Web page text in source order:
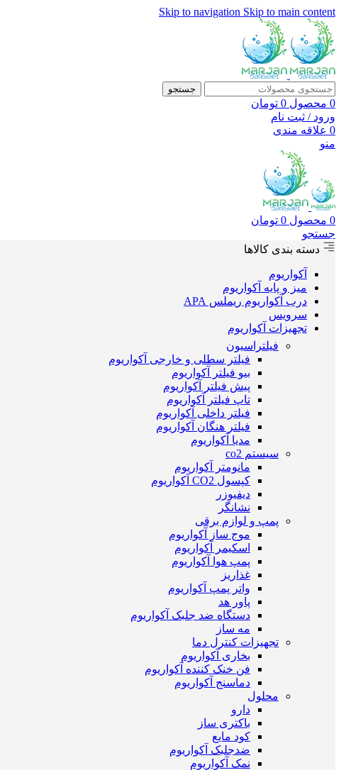
Skip to navigation Skip to main content
جستجو
0 محصول 0 تومان
ورود / ثبت نام
0 علاقه مندی
منو
0 محصول 0 تومان
جستجو
دسته بندی کالاها
آکواریوم
میز و پایه آکواریوم
درب آکواریوم ریملس APA
سرویس
تجهیزات آکواریوم
فیلتراسیون
فیلتر سطلی و خارجی آکواریوم
بیو فیلتر آکواریوم
پیش فیلتر آکواریوم
تاپ فیلتر آکواریوم
فیلتر داخلی آکواریوم
فیلتر هنگان آکواریوم
مدیا آکواریوم
سیستم co2
مانومتر آکواریوم
کپسول CO2 آکواریوم
دیفیوزر
نشانگر
پمپ و لوازم برقی
موج ساز آکواریوم
اسکیمر آکواریوم
پمپ هوا آکواریوم
غذاریز
واتر پمپ آکواریوم
پاور هد
دستگاه ضد جلبک آکواریوم
مه ساز
تجهیزات کنترل دما
بخاری آکواریوم
فن خنک کننده آکواریوم
دماسنج آکواریوم
محلول
دارو
باکتری ساز
کود مایع
ضدجلبک آکواریوم
نمک آکواریوم